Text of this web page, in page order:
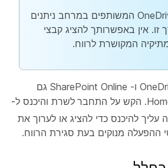
רק קבצי OneDrive המשותפים במרחב ניתנים
זו. אין באפשרותך להציג קבצי
ניתן למצוא מסמכי OneDrive ו- SharePoint Online גם
התחבר לשרת והיכנס ל-
עליך להיכנס כדי להציג או לערוך את
מנוקים בעת סגירת הרווח.